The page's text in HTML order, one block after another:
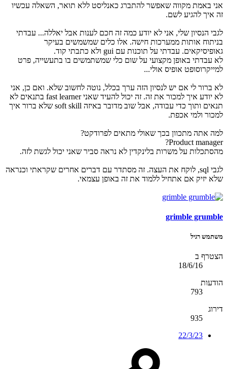
אני באמת מקווה שאפשר להתברג כאנליסט ללא תואר, השאלה עכשיו
זה איך להגיע לשם.
לגבי הנסיון שלי, אני לא יודע כמה זה חכם לענות אבל יאללה... עבדתי
בניתוח אותות ממערכות חישה. אלו כלים שמשמשים בעיקר
גאופיסיקאים. עבדתי על תוכנות עם gui ולא כתבתי קוד.
לא עבדתי באופן מקצועי על שום כלי שמשתמשים בו בתעשייה, פרט
למייקרוסופט אופיס אולי...
לא ברור לי אם יש לנסיון הזה ערך בכלל, נוטה לחשוב שלא. ואם כן, אני
לא יודע איך למכור את זה. זה יכול להעיד שאני fast learner בתנאים לא
תנאים ותוך כדי עבודה, אבל שוב מדובר באיזה soft skill שלא ברור איך
למכור ולמי אכפת.
למה אתה מתכוון בכך שאולי מתאים לפרודקט?
Product manager?
מהסתכלות על משרות בלינקדין לא נראה סביר שאני יכול לגשת לזה.
לגבי sql, לוקח את העצה. זה מסתדר עם דברים אחרים שקראתי וכנראה
שלא יזיק אם אתחיל ללמוד את זה באופן עצמאי.
grimble grumble
משתמש רגיל
הצטרף ב
18/6/16
הודעות
793
דירוג
935
22/3/23